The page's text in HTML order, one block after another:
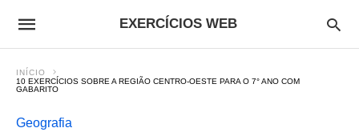
EXERCÍCIOS WEB
INÍCIO
10 EXERCÍCIOS SOBRE A REGIÃO CENTRO-OESTE PARA O 7° ANO COM
GABARITO
Geografia